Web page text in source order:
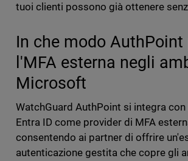
tuoi clienti possono già ottenere
In che modo AuthPoint
l'MFA esterna negli
Microsoft
WatchGuard AuthPoint si integra
Entra ID come provider di MFA
consentendo ai partner di offrire
autenticazione gestita che copre gli